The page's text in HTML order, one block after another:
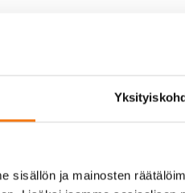
sisällön ja mainosten
salissa, Helsingin